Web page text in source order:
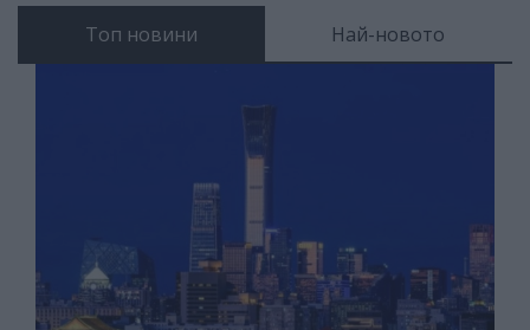
Топ новини Най-новото